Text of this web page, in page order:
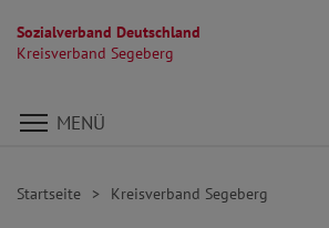
Sozialverband Deutschland
Kreisverband Segeberg
Direkt zu den Inhalten springen
MENÜ
Startseite Kreisverband Segeberg